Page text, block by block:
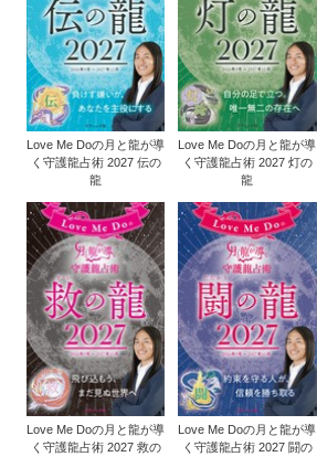
Love Me Doの月と龍が導
く守護龍占術 2027 伝の
龍
Love Me Doの月と龍が導
く守護龍占術 2027 灯の
龍
Love Me Doの月と龍が導
く守護龍占術 2027 救の
Love Me Doの月と龍が導
く守護龍占術 2027 闘の